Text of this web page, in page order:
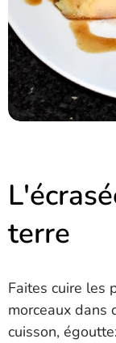
terre
Faites cuire les
morceaux dans
cuisson,